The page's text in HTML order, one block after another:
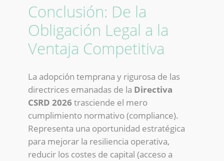
Conclusión: De la
Obligación Legal a la
Ventaja Competitiva
La adopción temprana y rigurosa de las
directrices emanadas de la Directiva
CSRD 2026 trasciende el mero
cumplimiento normativo (compliance).
Representa una oportunidad estratégica
para mejorar la resiliencia operativa,
reducir los costes de capital (acceso a